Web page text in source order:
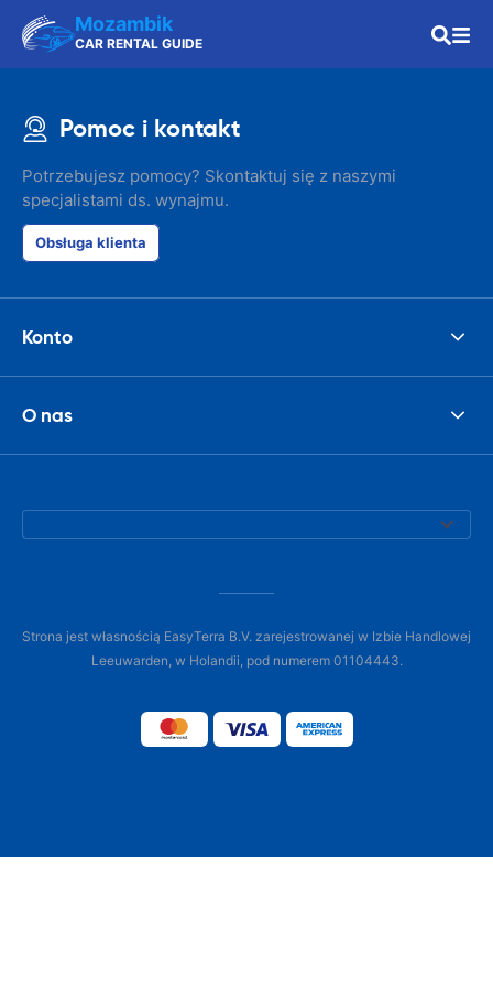
Mozambik
CAR RENTAL GUIDE
Pomoc i kontakt
Potrzebujesz pomocy? Skontaktuj się z naszymi
specjalistami ds. wynajmu.
Obsługa klienta
Konto
O nas
Strona jest własnością EasyTerra B.V. zarejestrowanej w Izbie Handlowej
Leeuwarden, w Holandii, pod numerem 01104443.